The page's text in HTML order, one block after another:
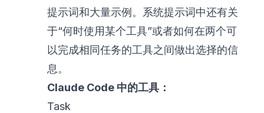
提示词和大量示例。系统提示词中还有关
于“何时使用某个工具”或者如何在两个可
以完成相同任务的工具之间做出选择的信
息。
Claude Code 中的工具：
Task